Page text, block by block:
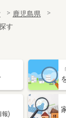
26.71m²
1K
町
6.50万円
鹿児島県薩摩川内
60m²
鹿児島県
す
報)